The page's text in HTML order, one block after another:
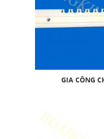
GIA CÔNG